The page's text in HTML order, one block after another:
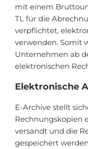
mit einem
TL für die
verpflichtet,
verwenden. Somit
Unternehmen ab
elektronischen
Elektronische
E-Archive stellt
Rechnungskopien
versandt und die
gespeichert